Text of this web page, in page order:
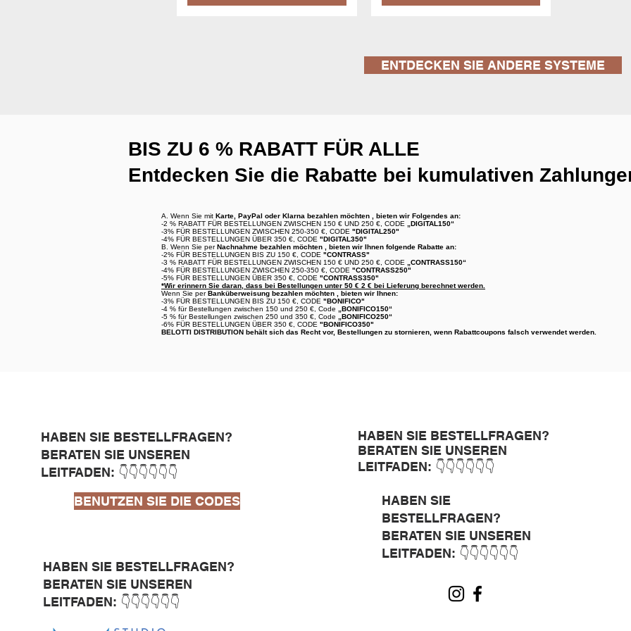
ENTDECKEN SIE ANDERE SYSTEME
BIS ZU 6 % RABATT FÜR ALLE
Entdecken Sie die Rabatte bei kumulativen Zahlungen
A. Wenn Sie mit Karte, PayPal oder Klarna bezahlen möchten , bieten wir Folgendes an:
-2 % RABATT FÜR BESTELLUNGEN ZWISCHEN 150 € UND 250 €, CODE „DIGITAL150“
-3% FÜR BESTELLUNGEN ZWISCHEN 250-350 €, CODE "DIGITAL250"
-4% FÜR BESTELLUNGEN ÜBER 350 €, CODE "DIGITAL350"
B. Wenn Sie perNachnahme bezahlen möchten , bieten wir Ihnen folgende Rabatte an:
-2% FÜR BESTELLUNGEN BIS ZU 150 €, CODE "CONTRASS"
-3 % RABATT FÜR BESTELLUNGEN ZWISCHEN 150 € UND 250 €, CODE „CONTRASS150“
-4% FÜR BESTELLUNGEN ZWISCHEN 250-350 €, CODE "CONTRASS250"
-5% FÜR BESTELLUNGEN ÜBER 350 €, CODE "CONTRASS350"
*Wir erinnern Sie daran, dass bei Bestellungen unter 50 € 2 € bei Lieferung berechnet werden.
Wenn Sie perBanküberweisung bezahlen möchten , bieten wir Ihnen:
-3% FÜR BESTELLUNGEN BIS ZU 150 €, CODE "BONIFICO"
-4 % für Bestellungen zwischen 150 und 250 €, Code „BONIFICO150“
-5 % für Bestellungen zwischen 250 und 350 €, Code „BONIFICO250“
-6% FÜR BESTELLUNGEN ÜBER 350 €, CODE "BONIFICO350"
BELOTTI DISTRIBUTION behält sich das Recht vor, Bestellungen zu stornieren, wenn Rabattcoupons falsch verwendet werden.
HABEN SIE BESTELLFRAGEN?
BERATEN SIE UNSEREN
LEITFADEN: 👇👇👇👇👇👇
BENUTZEN SIE DIE CODES
HABEN SIE BESTELLFRAGEN?
BERATEN SIE UNSEREN
LEITFADEN: 👇👇👇👇👇👇
HABEN SIE BESTELLFRAGEN?
BERATEN SIE UNSEREN
LEITFADEN: 👇👇👇👇👇👇
HABEN SIE
BESTELLFRAGEN?
BERATEN SIE UNSEREN
LEITFADEN: 👇👇👇👇👇👇